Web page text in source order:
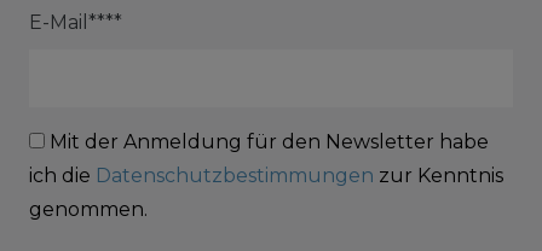
E-Mail****
Mit der Anmeldung für den Newsletter habe
ich die Datenschutzbestimmungen zur Kenntnis
genommen.